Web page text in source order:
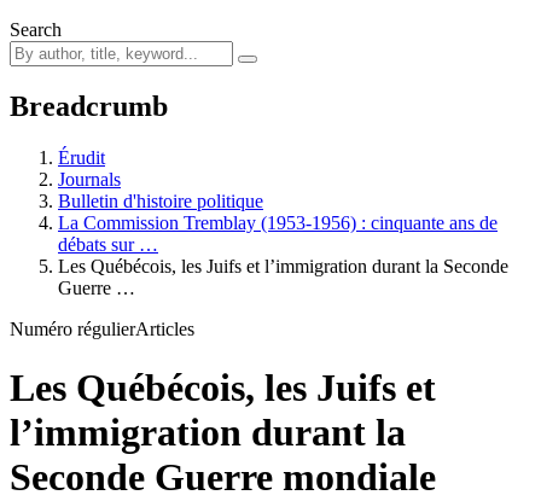
Search
Breadcrumb
Érudit
Journals
Bulletin d'histoire politique
La Commission Tremblay (1953-1956) : cinquante ans de
débats sur …
Les Québécois, les Juifs et l’immigration durant la Seconde
Guerre …
Numéro régulierArticles
Les Québécois, les Juifs et
l’immigration durant la
Seconde Guerre mondiale